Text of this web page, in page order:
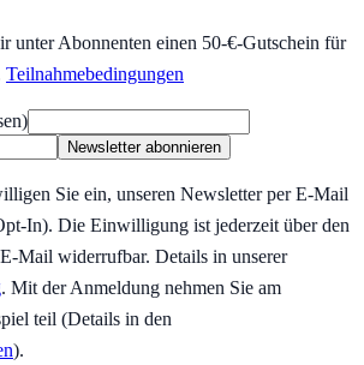
unter Abonnenten einen 50-€-Gutschein für
Teilnahmebedingungen
Newsletter abonnieren
Sie ein, unseren Newsletter per E-Mail
In). Die Einwilligung ist jederzeit über den
Mail widerrufbar. Details in unserer
. Mit der Anmeldung nehmen Sie am
teil (Details in den
).